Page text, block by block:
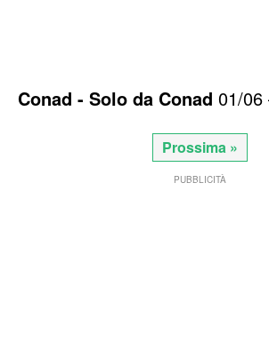
Conad - Solo da Conad 01/06
Prossima »
PUBBLICITÀ